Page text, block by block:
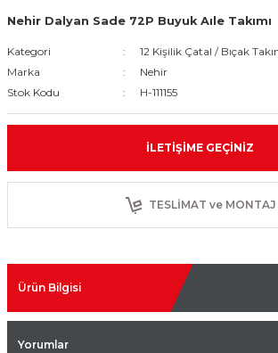
Nehir Dalyan Sade 72P Buyuk Aıle Takımı
Kategori
12 Kişilik Çatal / Bıçak
Marka
Nehir
Stok Kodu
H-111155
İLETIŞIME GEÇINIZ
TESLİMAT ve MONTAJ
Ürün Bilgisi
Yorumlar